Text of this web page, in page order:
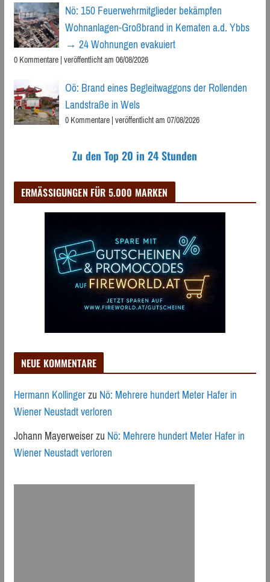
Nö: 150 Feuerwehrmitglieder bekämpfen
Wohnanlagen-Großbrand in Kematen a.d. Ybbs
→ 24 Wohnungen evakuiert
0 Kommentare|veröffentlicht am 06/08/2026
Oö: Brand eines Begleitwaggons der Rollenden
Landstraße in Wels
0 Kommentare|veröffentlicht am 07/08/2026
Zu den Top 20 in 24 Stunden
ERMÄSSIGUNGEN FÜR 5.000 MARKEN
NEUE KOMMENTARE
Hermann KollingerzuNö: Mehrere hundert Meter Hafer in
Wiener Neustadt verloren
Johann MayerweiserzuNö: Mehrere hundert Meter Hafer in
Wiener Neustadt verloren